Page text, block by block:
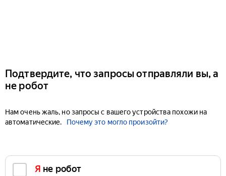
Подтвердите, что запросы отправляли вы, а
не робот
Нам очень жаль, но запросы с вашего устройства похожи на
автоматические.
Почему это могло произойти?
Я не робот